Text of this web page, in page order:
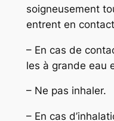
soigneusement
entrent en
– En cas de
les à grande eau
– Ne pas inhaler.
– En cas